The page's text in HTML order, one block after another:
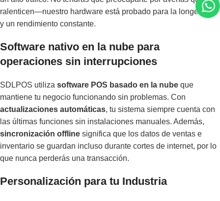
ralenticen—nuestro hardware está probado para la longevidad
y un rendimiento constante.
Software nativo en la nube para
operaciones sin interrupciones
SDLPOS utiliza software POS basado en la nube que
mantiene tu negocio funcionando sin problemas. Con
actualizaciones automáticas, tu sistema siempre cuenta con
las últimas funciones sin instalaciones manuales. Además,
sincronización offline significa que los datos de ventas e
inventario se guardan incluso durante cortes de internet, por lo
que nunca perderás una transacción.
Personalización para tu Industria